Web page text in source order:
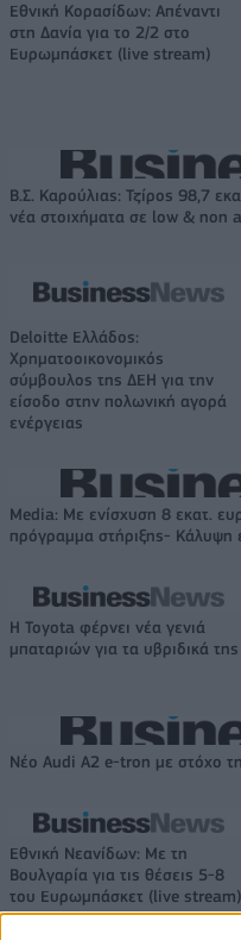
Εθνική Κορασίδων: Απέναντι
στη Δανία για το 2/2 στο
Ευρωμπάσκετ (live stream)
Β.Σ. Καρούλιας: Τζίρος 98,7
νέα στοιχήματα σε low & non
Deloitte Ελλάδος:
Χρηματοοικονομικός
σύμβουλος της ΔΕΗ για την
είσοδο στην πολωνική αγορά
ενέργειας
Media: Με ενίσχυση 8 εκατ.
πρόγραμμα στήριξης-
Η Toyota φέρνει νέα γενιά
μπαταριών για τα υβριδικά της
Νέο Audi A2 e-tron με στόχο
Εθνική Νεανίδων: Με τη
Βουλγαρία για τις θέσεις 5-8
του Ευρωμπάσκετ (live stream)